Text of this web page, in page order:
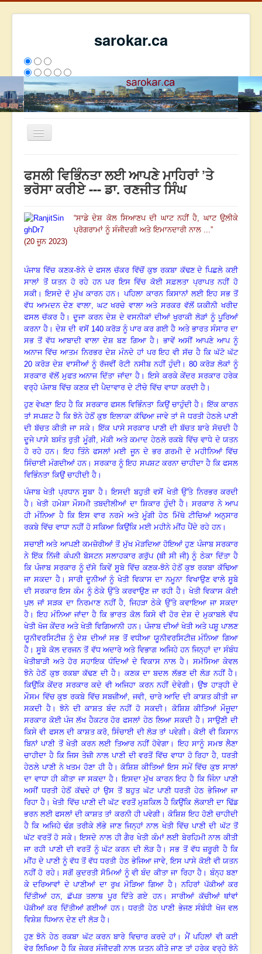
sarokar.ca
Toggle
ਰਚਨਾਵਾਂ
ਸੰਪਰਕ
We have 154 guests and no members online
ਫਸਲੀ ਵਿਭਿੰਨਤਾ ਲਈ ਆਪਣੇ ਮਾਹਿਰਾਂ ’ਤੇ
ਭਰੋਸਾ ਕਰੀਏ --- ਡਾ. ਰਣਜੀਤ ਸਿੰਘ
“ਸਾਡੇ ਦੇਸ਼ ਕੋਲ ਸਿਆਣਪ ਦੀ ਘਾਟ ਨਹੀਂ ਹੈ, ਘਾਟ ਉਲੀਕੇ
ਪ੍ਰੋਗਰਾਮਾਂ ਨੂੰ ਸੰਜੀਦਗੀ ਅਤੇ ਇਮਾਨਦਾਰੀ ਨਾਲ ...”
(20 ਜੂਨ 2023)
ਪੰਜਾਬ ਵਿੱਚ ਕਣਕ-ਝੋਨੇ ਦੇ ਫਸਲ ਚੱਕਰ ਵਿੱਚੋਂ ਕੁਝ ਰਕਬਾ ਕੱਢਣ ਦੇ ਪਿਛਲੇ ਕਈ
ਸਾਲਾਂ ਤੋਂ ਯਤਨ ਹੋ ਰਹੇ ਹਨ ਪਰ ਇਸ ਵਿੱਚ ਕੋਈ ਸਫ਼ਲਤਾ ਪ੍ਰਾਪਤ ਨਹੀਂ ਹੋ
ਸਕੀ।ਇਸਦੇ ਦੋ ਮੁੱਖ ਕਾਰਨ ਹਨ। ਪਹਿਲਾ ਕਾਰਨ ਕਿਸਾਨਾਂ ਲਈ ਇਹ ਸਭ ਤੋਂ
ਵੱਧ ਆਮਦਨ ਦੇਣ ਵਾਲਾ, ਘਟ ਖਰਚੇ ਵਾਲਾ ਅਤੇ ਸਰਕਰ ਵੱਲੋਂ ਯਕੀਨੀ ਖਰੀਦ
ਫਸਲ ਚੱਕਰ ਹੈ। ਦੂਜਾ ਕਰਨ ਦੇਸ਼ ਦੇ ਵਸਨੀਕਾਂ ਦੀਆਂ ਖੁਰਾਕੀ ਲੋੜਾਂ ਨੂੰ ਪੂਰਿਆਂ
ਕਰਨਾ ਹੈ ।ਦੇਸ਼ ਦੀ ਵਸੋਂ 140 ਕਰੋੜ ਨੂੰ ਪਾਰ ਕਰ ਗਈ ਹੈ ਅਤੇ ਭਾਰਤ ਸੰਸਾਰ ਦਾ
ਸਭ ਤੋਂ ਵੱਧ ਆਬਾਦੀ ਵਾਲਾ ਦੇਸ਼ ਬਣ ਗਿਆ ਹੈ। ਭਾਵੇਂ ਅਸੀਂ ਆਪਣੇ ਆਪ ਨੂੰ
ਅਨਾਜ ਵਿੱਚ ਆਤਮ ਨਿਰਭਰ ਦੇਸ਼ ਮੰਨਦੇ ਹਾਂ ਪਰ ਇਹ ਵੀ ਸੱਚ ਹੈ ਕਿ ਘੱਟੋ ਘੱਟ
20 ਕਰੋੜ ਦੇਸ਼ ਵਾਸੀਆਂ ਨੂੰ ਰੱਜਵੀਂ ਰੋਟੀ ਨਸੀਬ ਨਹੀਂ ਹੁੰਦੀ। 80 ਕਰੋੜ ਲੋਕਾਂ ਨੂੰ
ਸਰਕਾਰ ਵੱਲੋਂ ਮੁਫਤ ਅਨਾਜ ਦਿੱਤਾ ਜਾਂਦਾ ਹੈ।ਇਸੇ ਕਰਕੇ ਕੇਂਦਰ ਸਰਕਾਰ ਹਰੇਕ
ਵਰ੍ਹੇ ਪੰਜਾਬ ਵਿੱਚ ਕਣਕ ਦੀ ਪੈਦਾਵਾਰ ਦੇ ਟੀਚੇ ਵਿੱਚ ਵਾਧਾ ਕਰਦੀ ਹੈ ।
ਹੁਣ ਵੇਖਣਾ ਇਹ ਹੈ ਕਿ ਸਰਕਾਰ ਫਸਲ ਵਿਭਿੰਨਤਾ ਕਿਉਂ ਚਾਹੁੰਦੀ ਹੈ ।ਇੱਕ ਕਾਰਨ
ਤਾਂ ਸਪਸ਼ਟ ਹੈ ਕਿ ਝੋਨੇ ਹੇਠੋਂ ਕੁਝ ਇਲਾਕਾ ਕੱਢਿਆ ਜਾਵੇ ਤਾਂ ਜੋ ਧਰਤੀ ਹੇਠਲੇ ਪਾਣੀ
ਦੀ ਬੱਚਤ ਕੀਤੀ ਜਾ ਸਕੇ।ਇੱਕ ਪਾਸੇ ਸਰਕਾਰ ਪਾਣੀ ਦੀ ਬੱਚਤ ਬਾਰੇ ਸੋਚਦੀ ਹੈ
ਦੂਜੇ ਪਾਸੇ ਬਸੰਤ ਰੁਤੀ ਮੂੰਗੀ, ਮੱਕੀ ਅਤੇ ਕਮਾਦ ਹੇਠਲੇ ਰਕਬੇ ਵਿੱਚ ਵਾਧੇ ਦੇ ਯਤਨ
ਹੋ ਰਹੇ ਹਨ।ਇਹ ਤਿੰਨੇ ਫਸਲਾਂ ਮਈ ਜੂਨ ਦੇ ਭਰ ਗਰਮੀ ਦੇ ਮਹੀਨਿਆਂ ਵਿੱਚ
ਸਿੰਚਾਈ ਮੰਗਦੀਆਂ ਹਨ।ਸਰਕਾਰ ਨੂੰ ਇਹ ਸਪਸ਼ਟ ਕਰਨਾ ਚਾਹੀਦਾ ਹੈ ਕਿ ਫਸਲ
ਵਿਭਿੰਨਤਾ ਕਿਉਂ ਚਾਹੀਦੀ ਹੈ ।
ਪੰਜਾਬ ਖੇਤੀ ਪ੍ਰਧਾਨ ਸੂਬਾ ਹੈ।ਇਸਦੀ ਬਹੁਤੀ ਵਸੋਂ ਖੇਤੀ ਉੱਤੇ ਨਿਰਭਰ ਕਰਦੀ
ਹੈ ।ਖੇਤੀ ਹਮੇਸ਼ਾ ਮੌਸਮੀ ਤਬਦੀਲੀਆਂ ਦਾ ਸ਼ਿਕਾਰ ਹੁੰਦੀ ਹੈ।ਸਰਕਾਰ ਨੇ ਆਪ
ਹੀ ਮੰਨਿਆ ਹੈ ਕਿ ਇਸ ਵਾਰ ਨਰਮੇ ਅਤੇ ਮੂੰਗੀ ਹੇਠ ਮਿੱਥੇ ਟੀਚਿਆਂ ਅਨੁਸਾਰ
ਰਕਬੇ ਵਿੱਚ ਵਾਧਾ ਨਹੀਂ ਹੋ ਸਕਿਆ ਕਿਉਂਕਿ ਮਈ ਮਹੀਨੇ ਮੀਂਹ ਪੈਂਦੇ ਰਹੇ ਹਨ।
ਸਚਾਈ ਅਤੇ ਆਪਣੀ ਕਮਜ਼ੋਰੀਆਂ ਤੋਂ ਮੁੱਖ ਮੋੜਦਿਆ ਹੋਇਆਂ ਹੁਣ ਪੰਜਾਬ ਸਰਕਾਰ
ਨੇ ਇੱਕ ਨਿੱਜੀ ਕੰਪਨੀ ਬੋਸਟਨ ਸਲਾਹਕਾਰ ਗਰੁੱਪ (ਬੀ ਸੀ ਜੀ) ਨੂੰ ਠੇਕਾ ਦਿੱਤਾ ਹੈ
ਕਿ ਪੰਜਾਬ ਸਰਕਾਰ ਨੂੰ ਦੱਸੇ ਕਿਵੇਂ ਸੂਬੇ ਵਿੱਚ ਕਣਕ-ਝੋਨੇ ਹੇਠੋਂ ਕੁਝ ਰਕਬਾ ਕੱਢਿਆ
ਜਾ ਸਕਦਾ ਹੈ। ਸਾਰੀ ਦੂਨੀਆਂ ਨੂੰ ਖੇਤੀ ਵਿਕਾਸ ਦਾ ਨਮੂਨਾ ਵਿਖਾਉਣ ਵਾਲੇ ਸੂਬੇ
ਦੀ ਸਰਕਾਰ ਇਸ ਕੰਮ ਨੂੰ ਠੇਕੇ ਉੱਤੇ ਕਰਵਾਉਣ ਜਾ ਰਹੀ ਹੈ। ਖੇਤੀ ਵਿਕਾਸ ਕੋਈ
ਪੁਲ ਜਾਂ ਸੜਕ ਦਾ ਨਿਰਮਾਣ ਨਹੀਂ ਹੈ, ਜਿਹੜਾ ਠੇਕੇ ਉੱਤੇ ਕਵਾਇਆ ਜਾ ਸਕਦਾ
ਹੈ ।ਇਹ ਮੰਨਿਆ ਜਾਂਦਾ ਹੈ ਕਿ ਭਾਰਤ ਕੋਲ ਕਿਸੇ ਵੀ ਹੋਰ ਦੇਸ਼ ਦੇ ਮੁਕਾਬਲੇ ਵੱਧ
ਖੇਤੀ ਖੋਜ ਕੇਂਦਰ ਅਤੇ ਖੇਤੀ ਵਿਗਿਆਨੀ ਹਨ। ਪੰਜਾਬ ਦੀਆਂ ਖੇਤੀ ਅਤੇ ਪਸ਼ੂ ਪਾਲਣ
ਯੂਨੀਵਰਸਿਟੀਜ਼ ਨੂੰ ਦੇਸ਼ ਦੀਆਂ ਸਭ ਤੋਂ ਵਧੀਆ ਯੂਨੀਵਰਸਿਟੀਜ਼ ਮੰਨਿਆ ਗਿਆ
ਹੈ ।ਸੂਬੇ ਕੋਲ ਦਰਜਨ ਤੋਂ ਵੱਧ ਅਦਾਰੇ ਅਤੇ ਵਿਭਾਗ ਅਜਿਹੇ ਹਨ ਜਿਨ੍ਹਾਂ ਦਾ ਸੰਬੰਧ
ਖੇਤੀਬਾੜੀ ਅਤੇ ਹੋਰ ਸਹਾਇਕ ਧੰਦਿਆਂ ਦੇ ਵਿਕਾਸ ਨਾਲ ਹੈ ।ਸਮੱਸਿਆ ਕੇਵਲ
ਝੋਨੇ ਹੇਠੋਂ ਕੁਝ ਰਕਬਾ ਕੱਢਣ ਦੀ ਹੈ । ਕਣਕ ਦਾ ਬਦਲ ਲੱਭਣ ਦੀ ਲੋੜ ਨਹੀਂ ਹੈ ।
ਕਿਉਂਕਿ ਕੇਂਦਰ ਸਰਕਾਰ ਕਦੇ ਵੀ ਅਜਿਹਾ ਕਰਨ ਨਹੀਂ ਦੇਵੇਗੀ।ਉਂਝ ਹਾੜ੍ਹੀ ਦੇ
ਮੌਸਮ ਵਿੱਚ ਕੁਝ ਰਕਬੇ ਵਿੱਚ ਸਬਜ਼ੀਆਂ, ਜਵੀ, ਚਾਰੇ ਆਦਿ ਦੀ ਕਾਸ਼ਤ ਕੀਤੀ ਜਾ
ਸਕਦੀ ਹੈ।ਝੋਨੇ ਦੀ ਕਾਸ਼ਤ ਬੰਦ ਨਹੀਂ ਹੋ ਸਕਦੀ। ਕੋਸ਼ਿਸ਼ ਕੀਤਿਆਂ ਮੌਜੂਦਾ
ਸਰਕਾਰ ਕੋਈ ਪੰਜ ਲੱਖ ਹੈਕਟਰ ਹੋਰ ਫਸਲਾਂ ਹੇਠ ਲਿਆ ਸਕਦੀ ਹੈ।ਸਾਉਣੀ ਦੀ
ਕਿਸੇ ਵੀ ਫਸਲ ਦੀ ਕਾਸ਼ਤ ਕਰੋ, ਸਿੰਚਾਈ ਦੀ ਲੋੜ ਤਾਂ ਪਵੇਗੀ।ਕੋਈ ਵੀ ਕਿਸਾਨ
ਬਿਨਾਂ ਪਾਣੀ ਤੋਂ ਖੇਤੀ ਕਰਨ ਲਈ ਤਿਆਰ ਨਹੀਂ ਹੋਵੇਗਾ ।ਇਹ ਸਾਨੂੰ ਸਮਝ ਲੈਣਾ
ਚਾਹੀਦਾ ਹੈ ਕਿ ਜਿਸ ਤੇਜ਼ੀ ਨਾਲ ਪਾਣੀ ਦੀ ਵਰਤੋਂ ਵਿੱਚ ਵਾਧਾ ਹੋ ਰਿਹਾ ਹੈ, ਧਰਤੀ
ਹੇਠਲੇ ਪਾਣੀ ਨੇ ਖਤਮ ਹੋਣਾ ਹੀ ਹੈ।ਕੋਸ਼ਿਸ਼ ਕੀਤਿਆਂ ਇਸ ਸਮੇਂ ਵਿੱਚ ਕੁਝ ਸਾਲਾਂ
ਦਾ ਵਾਧਾ ਹੀ ਕੀਤਾ ਜਾ ਸਕਦਾ ਹੈ।ਇਸਦਾ ਮੁੱਖ ਕਾਰਨ ਇਹ ਹੈ ਕਿ ਜਿੰਨਾ ਪਾਣੀ
ਅਸੀਂ ਧਰਤੀ ਹੇਠੋਂ ਕੱਢਦੇ ਹਾਂ ਉਸ ਤੋਂ ਬਹੁਤ ਘੱਟ ਪਾਣੀ ਧਰਤੀ ਹੇਠ ਭੇਜਿਆ ਜਾ
ਰਿਹਾ ਹੈ ।ਖੇਤੀ ਵਿੱਚ ਪਾਣੀ ਦੀ ਘੱਟ ਵਰਤੋਂ ਮੁਸ਼ਕਿਲ ਹੈ ਕਿਉਂਕਿ ਲੋਕਾਈ ਦਾ ਢਿੱਡ
ਭਰਨ ਲਈ ਫਸਲਾਂ ਦੀ ਕਾਸ਼ਤ ਤਾਂ ਕਰਨੀ ਹੀ ਪਵੇਗੀ। ਕੋਸ਼ਿਸ਼ ਇਹ ਹੋਣੀ ਚਾਹੀਦੀ
ਹੈ ਕਿ ਅਜਿਹੇ ਢੰਗ ਤਰੀਕੇ ਲੱਭੇ ਜਾਣ ਜਿਨ੍ਹਾਂ ਨਾਲ ਖੇਤੀ ਵਿੱਚ ਪਾਣੀ ਦੀ ਘੱਟ ਤੋਂ
ਘੱਟ ਵਰਤੋਂ ਹੋ ਸਕੇ।ਇਸਦੇ ਨਾਲ ਹੀ ਗੈਰ ਖੇਤੀ ਕੰਮਾਂ ਲਈ ਬੇਰਹਿਮੀ ਨਾਲ ਕੀਤੀ
ਜਾ ਰਹੀ ਪਾਣੀ ਦੀ ਵਰਤੋਂ ਨੂੰ ਘੱਟ ਕਰਨ ਦੀ ਲੋੜ ਹੈ ।ਸਭ ਤੋਂ ਵੱਧ ਜ਼ਰੂਰੀ ਹੈ ਕਿ
ਮੀਂਹ ਦੇ ਪਾਣੀ ਨੂੰ ਵੱਧ ਤੋਂ ਵੱਧ ਧਰਤੀ ਹੇਠ ਭੇਜਿਆ ਜਾਵੇ, ਇਸ ਪਾਸੇ ਕੋਈ ਵੀ ਯਤਨ
ਨਹੀਂ ਹੋ ਰਹੇ। ਸਗੋਂ ਕੁਦਰਤੀ ਸੋਮਿਆਂ ਨੂੰ ਵੀ ਬੰਦ ਕੀਤਾ ਜਾ ਰਿਹਾ ਹੈ । ਬੰਨ੍ਹ ਬਣਾ
ਕੇ ਦਰਿਆਵਾਂ ਦੇ ਪਾਣੀਆਂ ਦਾ ਰੁਖ ਮੋੜਿਆ ਗਿਆ ਹੈ।ਨਹਿਰਾਂ ਪੱਕੀਆਂ ਕਰ
ਦਿੱਤੀਆਂ ਹਨ, ਛੱਪੜ ਤਲਾਬ ਪੂਰ ਦਿੱਤੇ ਗਏ ਹਨ।ਸਾਰੀਆਂ ਕੱਚੀਆਂ ਥਾਂਵਾਂ
ਪੱਕੀਆਂ ਕਰ ਦਿੱਤੀਆਂ ਗਈਆਂ ਹਨ।ਧਰਤੀ ਹੇਠ ਪਾਣੀ ਭੇਜਣ ਸੰਬੰਧੀ ਖੋਜ ਵਲ
ਵਿਸ਼ੇਸ਼ ਧਿਆਨ ਦੇਣ ਦੀ ਲੋੜ ਹੈ ।
ਹੁਣ ਝੋਨੇ ਹੇਠ ਰਕਬਾ ਘੱਟ ਕਰਨ ਬਾਰੇ ਵਿਚਾਰ ਕਰਦੇ ਹਾਂ । ਮੈਂ ਪਹਿਲਾਂ ਵੀ ਕਈ
ਵੇਰ ਲਿਖਿਆ ਹੈ ਕਿ ਜੇਕਰ ਸੰਜੀਦਗੀ ਨਾਲ ਯਤਨ ਕੀਤੇ ਜਾਣ ਤਾਂ ਹਰੇਕ ਵਰ੍ਹੇ ਝੋਨੇ